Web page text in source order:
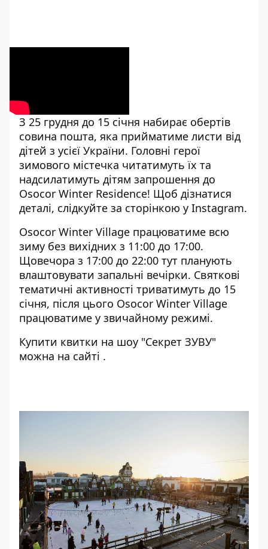
З 25 грудня до 15 січня набирає обертів
совина пошта, яка прийматиме листи від
дітей з усієї України. Головні герої
зимового містечка читатимуть їх та
надсилатимуть дітям запрошення до
Osocor Winter Residence! Щоб дізнатися
деталі, слідкуйте за сторінкою у Instagram.
Osocor Winter Village працюватиме всю
зиму без вихідних з 11:00 до 17:00.
Щовечора з 17:00 до 22:00 тут планують
влаштовувати запальні вечірки. Святкові
тематичні активності триватимуть до 15
січня, після цього Osocor Winter Village
працюватиме у звичайному режимі.
Купити квитки на шоу "Секрет ЗУВУ"
можна на сайті .